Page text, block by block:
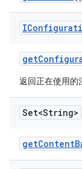
get
返回正在使用的
Set<String>
getContent